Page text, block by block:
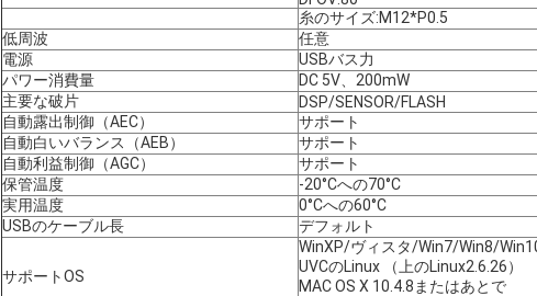
糸のサイズ:M12*P0.5
低周波
任意
電源
USBバス力
パワー消費量
DC 5V、200mW
主要な破片
DSP/SENSOR/FLASH
自動露出制御（AEC）
サポート
自動白いバランス（AEB）
サポート
自動利益制御（AGC）
サポート
保管温度
-20°Cへの70°C
実用温度
0°Cへの60°C
USBのケーブル長
デフォルト
サポートOS
WinXP/ヴィスタ/Win7/Win8/
UVCのLinux （上のLinux2.6.26）
MAC OS X 10.4.8またはあとで